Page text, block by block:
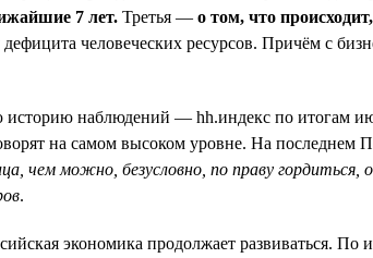
7 лет. Третья — о том, что
человеческих ресурсов. Причём с
наблюдений — hh.индекс по итогам
на самом высоком уровне. На
чем можно, безусловно, по праву
.
экономика продолжает развиваться. По